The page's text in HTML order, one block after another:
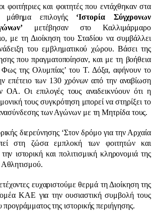
φοιτήτριες και φοιτητές που εντάχθηκαν στα
επιλογής ‘Ιστορία Σύγχρονων
μετέβησαν στο Καλλιμάρμαρο
με τη Διοίκηση του Σταδίου να συμβάλλει
του εμβληματικού χώρου. Βάσει της
που πραγματοποίησαν, και με τη βοήθεια
Φως της Ολυμπίας’ του Τ. Δόξα, αφήνουν το
επέτειο των 130 χρόνων από την αναβίωση
ΟΑ. Οι επιλογές τους αναδεικνύουν ότι η
τους συγκρότηση μπορεί να στηρίξει το
των Αγώνων με τη Μητρίδα τους.
διερεύνησης ‘Στον δρόμο για την Αρχαία
στη ζώσα εμπλοκή των φοιτητών και
ιστορική και πολιτισμική κληρονομιά της
ευχαριστούμε θερμά τη Διοίκηση της
ΚΑΕ για την ουσιαστική συμβολή τους
της ιστορικής περιήγησης.